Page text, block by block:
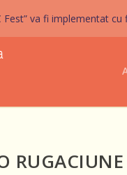
va fi implementat cu